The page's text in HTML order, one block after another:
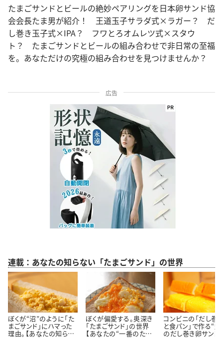
たまごサンドとビールの絶妙ペアリングを日本卵サンド協
会会長たま男が紹介！ 王道玉子サラダ式×ラガー？ だ
し巻き玉子式×IPA？ フワとろオムレツ式×スタウ
ト？ たまごサンドとビールの組み合わせで非日常の至福
を。あなただけの究極の組み合わせを見つけませんか？
広告
連載：あなたの知らない「たまごサンド」の世界
ぼくが“沼”のように「た
まごサンド」にハマった
理由。【あなたの知らな
ぼくが偏愛する。奥深き
「たまごサンド」の世界
【あなたの“一番のたま
コンビニの「だし巻
と食パン」で作る“
のだし巻き卵サンド